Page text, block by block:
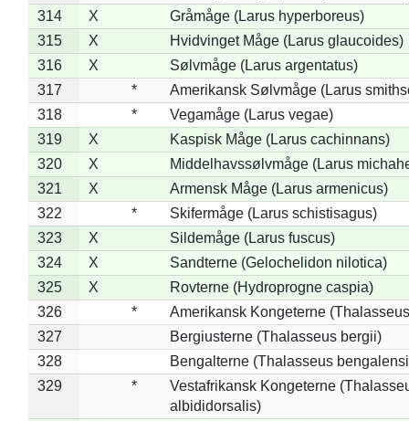
314
X
Gråmåge (Larus hyperboreus)
315
X
Hvidvinget Måge (Larus glaucoides)
316
X
Sølvmåge (Larus argentatus)
317
*
Amerikansk Sølvmåge (Larus
318
*
Vegamåge (Larus vegae)
319
X
Kaspisk Måge (Larus cachinnans)
320
X
Middelhavssølvmåge (Larus
321
X
Armensk Måge (Larus armenicus)
322
*
Skifermåge (Larus schistisagus)
323
X
Sildemåge (Larus fuscus)
324
X
Sandterne (Gelochelidon nilotica)
325
X
Rovterne (Hydroprogne caspia)
326
*
Amerikansk Kongeterne
327
Bergiusterne (Thalasseus bergii)
328
Bengalterne (Thalasseus
329
*
Vestafrikansk Kongeterne
albididorsalis)